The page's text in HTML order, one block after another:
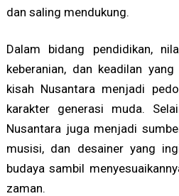
dan saling mendukung.
Dalam bidang pendidikan,
keberanian, dan keadilan
kisah Nusantara menjadi
karakter generasi muda.
Nusantara juga menjadi
musisi, dan desainer yang
budaya sambil
zaman.